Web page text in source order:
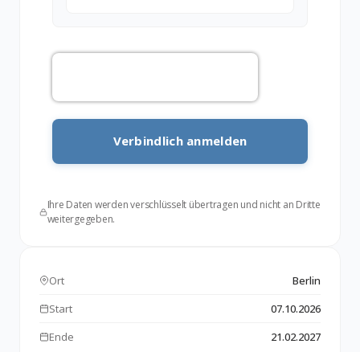
Ort
Berlin
Start
07.10.2026
Ende
21.02.2027
Ihre Daten werden verschlüsselt übertragen und nicht an Dritte
weitergegeben.